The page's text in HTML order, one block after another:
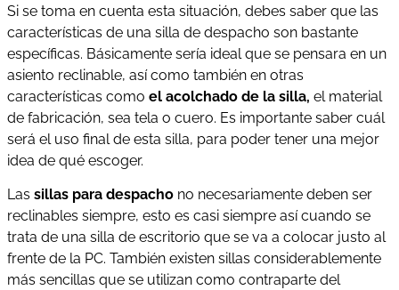
Si se toma en cuenta esta situación, debes saber que las
características de una silla de despacho son bastante
específicas. Básicamente sería ideal que se pensara en un
asiento reclinable, así como también en otras
características como el acolchado de la silla, el material
de fabricación, sea tela o cuero. Es importante saber cuál
será el uso final de esta silla, para poder tener una mejor
idea de qué escoger.
Las sillas para despacho no necesariamente deben ser
reclinables siempre, esto es casi siempre así cuando se
trata de una silla de escritorio que se va a colocar justo al
frente de la PC. También existen sillas considerablemente
más sencillas que se utilizan como contraparte del